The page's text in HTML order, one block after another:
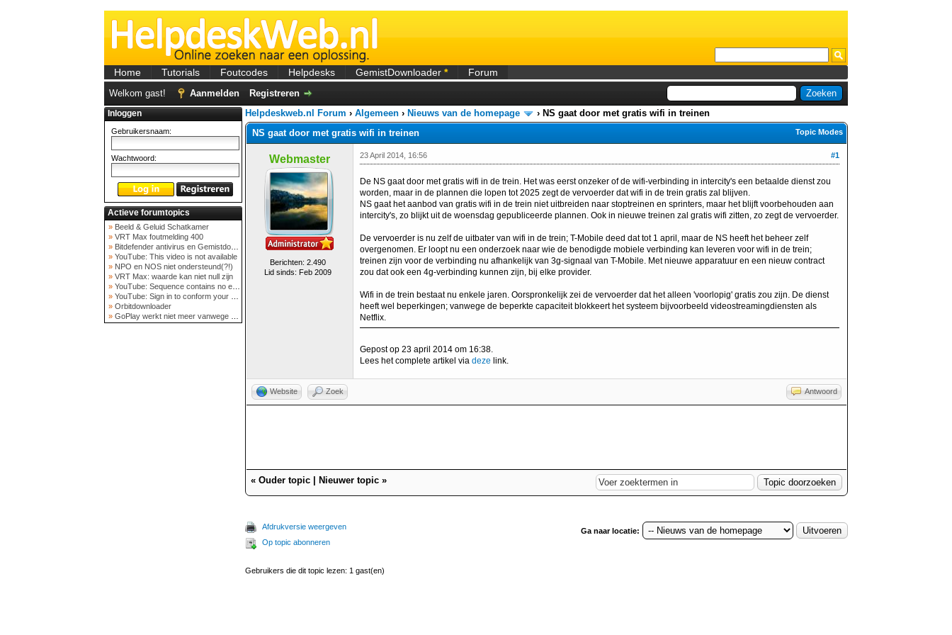
Home Tutorials Foutcodes Helpdesks GemistDownloader * Forum
Welkom gast! Aanmelden Registreren
Inloggen
Gebruikersnaam:
Wachtwoord:
Actieve forumtopics
» Beeld & Geluid Schatkamer
» VRT Max foutmelding 400
» Bitdefender antivirus en Gemistdowloader
» YouTube: This video is not available
» NPO en NOS niet ondersteund(?!)
» VRT Max: waarde kan niet null zijn
» YouTube: Sequence contains no elements
» YouTube: Sign in to conform your not a bot
» Orbitdownloader
» GoPlay werkt niet meer vanwege nieuwe webadres
Helpdeskweb.nl Forum › Algemeen › Nieuws van de homepage › NS gaat door met gratis wifi in treinen
Topic Modes
NS gaat door met gratis wifi in treinen
Webmaster
Berichten: 2.490
Lid sinds: Feb 2009
#1
23 April 2014, 16:56
De NS gaat door met gratis wifi in de trein. Het was eerst onzeker of de wifi-verbinding in intercity's een betaalde dienst zou
worden, maar in de plannen die lopen tot 2025 zegt de vervoerder dat wifi in de trein gratis zal blijven.
NS gaat het aanbod van gratis wifi in de trein niet uitbreiden naar stoptreinen en sprinters, maar het blijft voorbehouden aan
intercity's, zo blijkt uit de woensdag gepubliceerde plannen. Ook in nieuwe treinen zal gratis wifi zitten, zo zegt de vervoerder.
De vervoerder is nu zelf de uitbater van wifi in de trein; T-Mobile deed dat tot 1 april, maar de NS heeft het beheer zelf
overgenomen. Er loopt nu een onderzoek naar wie de benodigde mobiele verbinding kan leveren voor wifi in de trein;
treinen zijn voor de verbinding nu afhankelijk van 3g-signaal van T-Mobile. Met nieuwe apparatuur en een nieuw contract
zou dat ook een 4g-verbinding kunnen zijn, bij elke provider.
Wifi in de trein bestaat nu enkele jaren. Oorspronkelijk zei de vervoerder dat het alleen 'voorlopig' gratis zou zijn. De dienst
heeft wel beperkingen; vanwege de beperkte capaciteit blokkeert het systeem bijvoorbeeld videostreamingdiensten als
Netflix.
Gepost op 23 april 2014 om 16:38.
Lees het complete artikel via deze link.
Website Zoek Antwoord
« Ouder topic Nieuwer topic »
Afdrukversie weergeven
Op topic abonneren
Ga naar locatie:
Gebruikers die dit topic lezen: 1 gast(en)